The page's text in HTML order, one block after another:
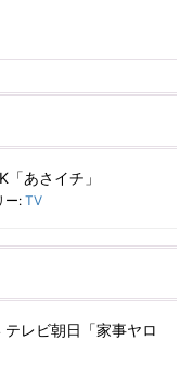
あさイチ」
ー:TV
レビ朝日「家事ヤロ